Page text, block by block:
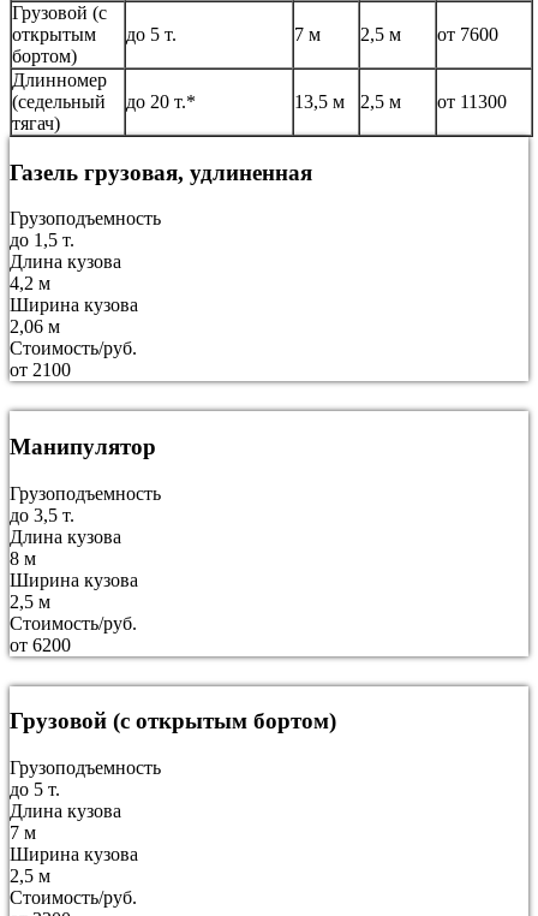
Грузовой (с
открытым
бортом)
до 5 т. 7 м 2,5 м от 7600
Длинномер
(седельный
тягач)
до 20 т.* 13,5 м 2,5 м от 11300
Газель грузовая, удлиненная
Грузоподъемность
до 1,5 т.
Длина кузова
4,2 м
Ширина кузова
2,06 м
Стоимость/руб.
от 2100
Манипулятор
Грузоподъемность
до 3,5 т.
Длина кузова
8 м
Ширина кузова
2,5 м
Стоимость/руб.
от 6200
Грузовой (с открытым бортом)
Грузоподъемность
до 5 т.
Длина кузова
7 м
Ширина кузова
2,5 м
Стоимость/руб.